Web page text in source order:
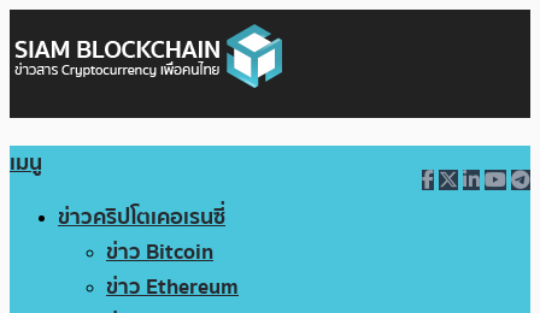
เมนู
ข่าวคริปโตเคอเรนซี่
ข่าว Bitcoin
ข่าว Ethereum